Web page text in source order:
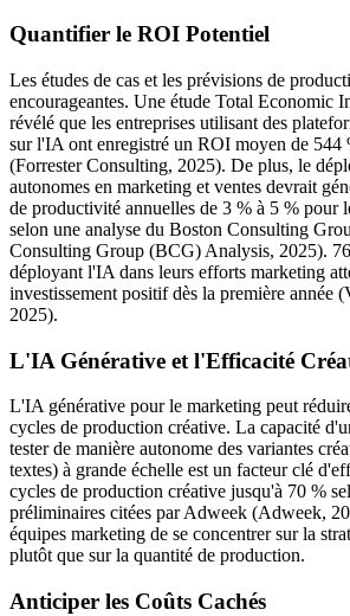
Quantifier le ROI Potentiel
Les études de cas et les prévisions de
encourageantes. Une étude Total Economic
révélé que les entreprises utilisant des
sur l'IA ont enregistré un ROI moyen de 544
(Forrester Consulting, 2025). De plus, le
autonomes en marketing et ventes devrait
de productivité annuelles de 3 % à 5 % pour
selon une analyse du Boston Consulting
Consulting Group (BCG) Analysis, 2025).
déployant l'IA dans leurs efforts marketing
investissement positif dès la première année
2025).
L'IA Générative et l'Efficacité
L'IA générative pour le marketing peut
cycles de production créative. La capacité
tester de manière autonome des variantes
textes) à grande échelle est un facteur clé
cycles de production créative jusqu'à 70 %
préliminaires citées par Adweek (Adweek,
équipes marketing de se concentrer sur la
plutôt que sur la quantité de production.
Anticiper les Coûts Cachés